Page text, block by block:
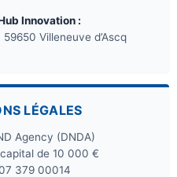
Innovation :
59650 Villeneuve d’Ascq
LÉGALES
Agency (DNDA)
de 10 000 €
379 00014